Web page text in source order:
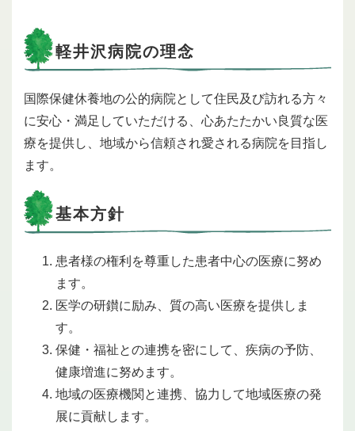
軽井沢病院の理念
国際保健休養地の公的病院として住民及び訪れる方々
に安心・満足していただける、心あたたかい良質な医
療を提供し、地域から信頼され愛される病院を目指し
ます。
基本方針
患者様の権利を尊重した患者中心の医療に努め
ます。
医学の研鑚に励み、質の高い医療を提供しま
す。
保健・福祉との連携を密にして、疾病の予防、
健康増進に努めます。
地域の医療機関と連携、協力して地域医療の発
展に貢献します。